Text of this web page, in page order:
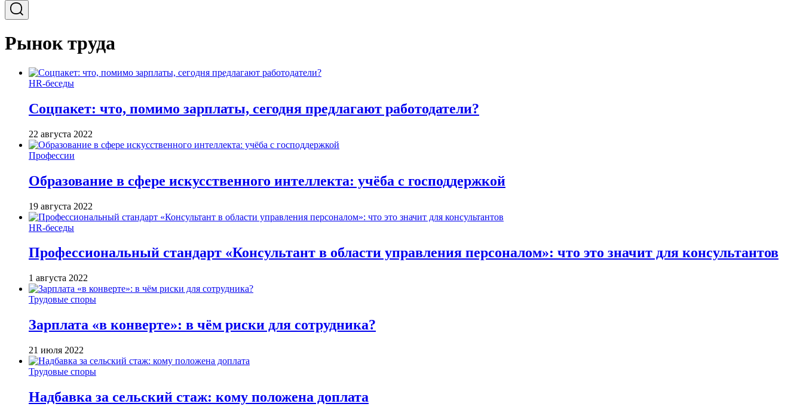
Рынок труда
HR-беседы
Соцпакет: что, помимо зарплаты, сегодня предлагают работодатели?
22 августа 2022
Профессии
Образование в сфере искусственного интеллекта: учёба с господдержкой
19 августа 2022
HR-беседы
Профессиональный стандарт «Консультант в области управления персоналом»: что это значит для консультантов
1 августа 2022
Трудовые споры
Зарплата «в конверте»: в чём риски для сотрудника?
21 июля 2022
Трудовые споры
Надбавка за сельский стаж: кому положена доплата